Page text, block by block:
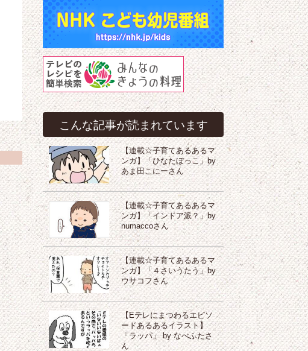
こんな記事が読まれています
【連載☆子育てあるあるマ
ンガ】「ひなたぼっこ」by
あま田こにーさん
【連載☆子育てあるあるマ
ンガ】「インドア派？」by
numaccoさん
【連載☆子育てあるあるマ
ンガ】「４さいうたう」by
ウサコフさん
【Eテレにまつわるエピソ
ードあるあるイラスト】
「ラッパ」 by なべふたさ
ん